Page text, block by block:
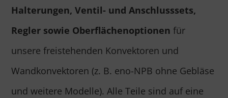
Halterungen, Ventil- und Anschlusssets,
Regler sowie Oberflächenoptionen für
unsere freistehenden Konvektoren und
Wandkonvektoren (z. B. eno-NPB ohne Gebläse
und weitere Modelle). Alle Teile sind auf eine